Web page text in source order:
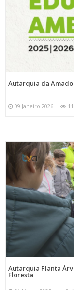
Autarquia da
09 Janeiro 2026
Autarquia Planta
Floresta